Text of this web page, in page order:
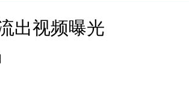
出视频曝光